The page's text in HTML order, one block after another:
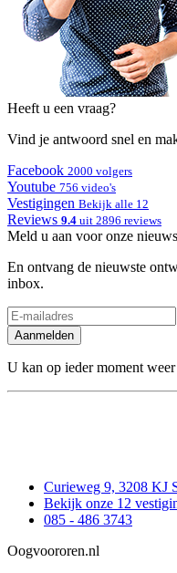
Heeft u een vraag?
Vind je antwoord snel en
Facebook 2000 volgers
Youtube 756 video's
Vestigingen Bekijk alle 12
Reviews 9.4 uit 2896 reviews
Meld u aan voor onze
En ontvang de nieuwste
inbox.
Aanmelden
U kan op ieder moment
Curieweg 9, 3208 KJ
Bekijk onze 12
085 - 486 3743
Oogvoororen.nl